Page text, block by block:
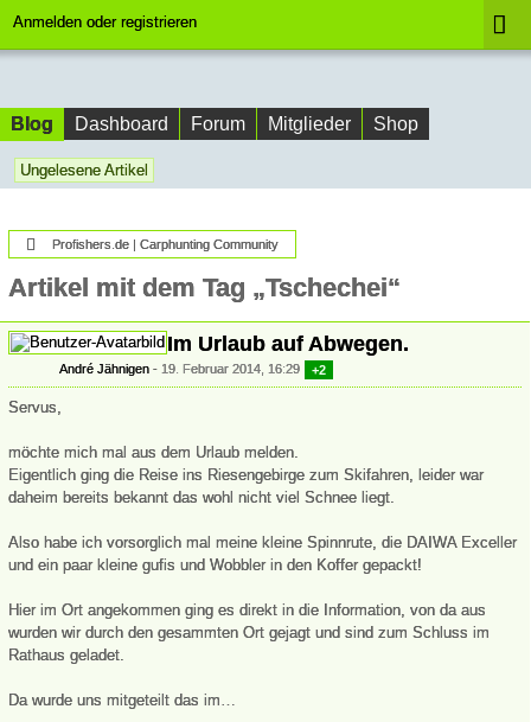
Anmelden oder registrieren
Blog Dashboard Forum Mitglieder Shop
Ungelesene Artikel
Profishers.de | Carphunting Community
Artikel mit dem Tag „Tschechei“
Im Urlaub auf Abwegen.
André Jähnigen 19. Februar 2014, 16:29 +2
Servus,
möchte mich mal aus dem Urlaub melden.
Eigentlich ging die Reise ins Riesengebirge zum Skifahren, leider war
daheim bereits bekannt das wohl nicht viel Schnee liegt.
Also habe ich vorsorglich mal meine kleine Spinnrute, die DAIWA Exceller
und ein paar kleine gufis und Wobbler in den Koffer gepackt!
Hier im Ort angekommen ging es direkt in die Information, von da aus
wurden wir durch den gesammten Ort gejagt und sind zum Schluss im
Rathaus geladet.
Da wurde uns mitgeteilt das im…